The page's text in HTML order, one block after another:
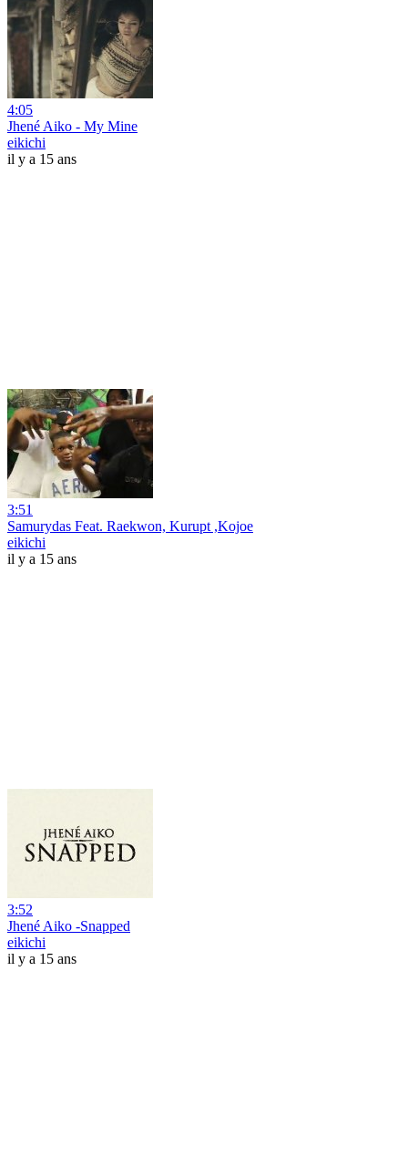
4:05
Jhené Aiko - My Mine
eikichi
il y a 15 ans
3:51
Samurydas Feat. Raekwon, Kurupt ,Kojoe
eikichi
il y a 15 ans
3:52
Jhené Aiko -Snapped
eikichi
il y a 15 ans